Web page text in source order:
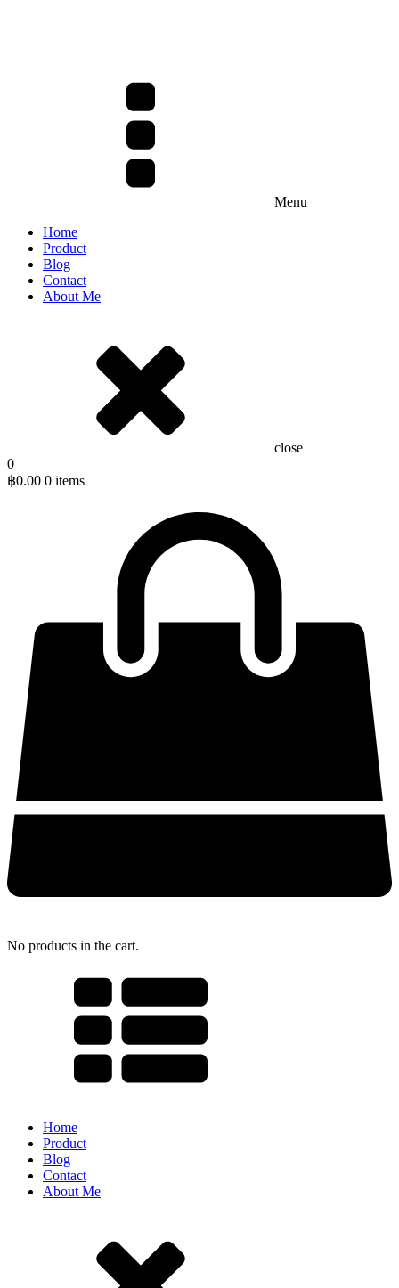
Menu
Home
Product
Blog
Contact
About Me
close
0
฿0.00 0 items
No products in the cart.
Home
Product
Blog
Contact
About Me